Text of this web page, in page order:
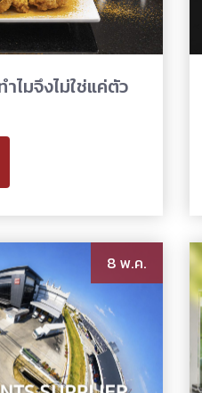
ไมจึงไม่ใช่แค่ตัว
8 พ.ค.